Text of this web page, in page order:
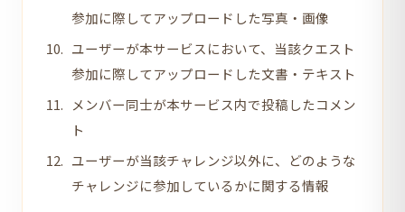
参加に際してアップロードした写真・画像
ユーザーが本サービスにおいて、当該クエスト
参加に際してアップロードした文書・テキスト
メンバー同士が本サービス内で投稿したコメン
ト
ユーザーが当該チャレンジ以外に、どのような
チャレンジに参加しているかに関する情報